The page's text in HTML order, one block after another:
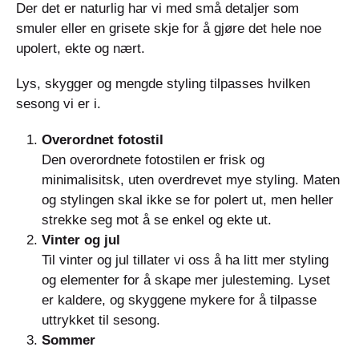
Der det er naturlig har vi med små detaljer som
smuler eller en grisete skje for å gjøre det hele noe
upolert, ekte og nært.
Lys, skygger og mengde styling tilpasses hvilken
sesong vi er i.
Overordnet fotostil
Den overordnete fotostilen er frisk og
minimalisitsk, uten overdrevet mye styling. Maten
og stylingen skal ikke se for polert ut, men heller
strekke seg mot å se enkel og ekte ut.
Vinter og jul
Til vinter og jul tillater vi oss å ha litt mer styling
og elementer for å skape mer julesteming. Lyset
er kaldere, og skyggene mykere for å tilpasse
uttrykket til sesong.
Sommer